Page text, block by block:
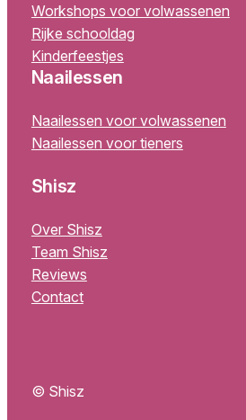
Workshops voor volwassenen
Rijke schooldag
Kinderfeestjes
Naailessen
Naailessen voor volwassenen
Naailessen voor tieners
Shisz
Over Shisz
Team Shisz
Reviews
Contact
© Shisz